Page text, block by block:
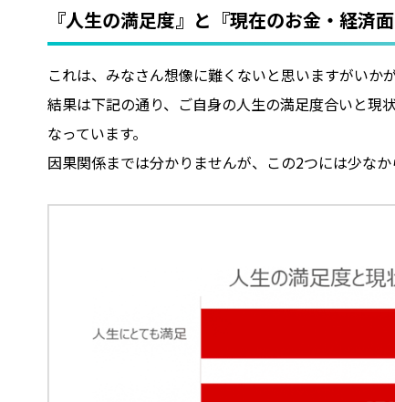
『人生の満足度』と『現在のお金・経済
これは、みなさん想像に難くないと思いますがいか
結果は下記の通り、ご自身の人生の満足度合いと現
なっています。
因果関係までは分かりませんが、この2つには少なか